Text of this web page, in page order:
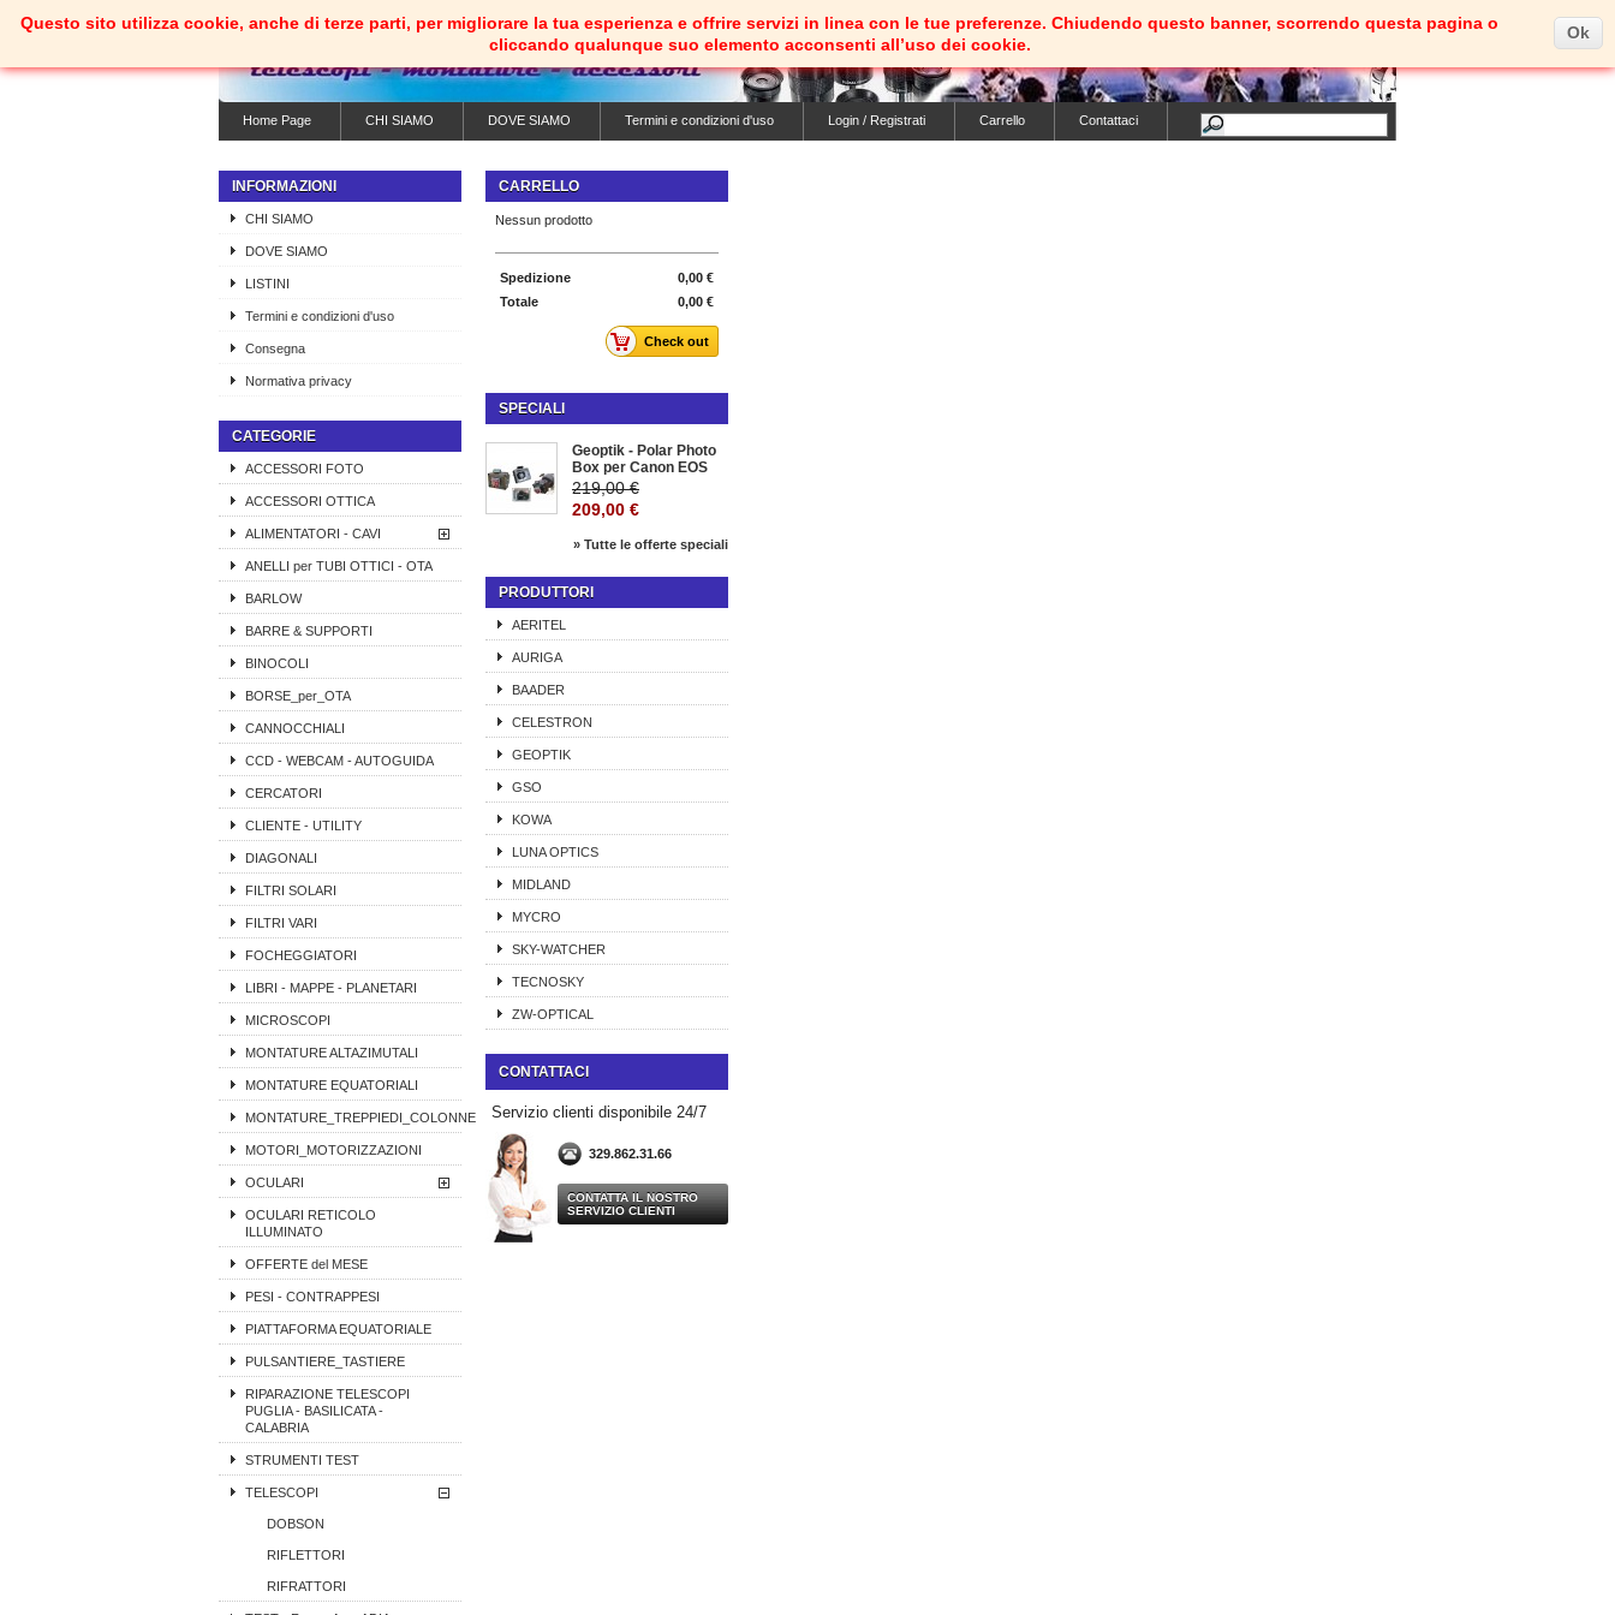
(vuoto)
Benvenuti Entra
Home Page CHI SIAMO DOVE SIAMO Termini e condizioni d'uso Login / Registrati Carrello Contattaci
INFORMAZIONI
CHI SIAMO
DOVE SIAMO
LISTINI
Termini e condizioni d'uso
Consegna
Normativa privacy
CATEGORIE
ACCESSORI FOTO
ACCESSORI OTTICA
ALIMENTATORI - CAVI
ANELLI per TUBI OTTICI - OTA
BARLOW
BARRE & SUPPORTI
BINOCOLI
BORSE_per_OTA
CANNOCCHIALI
CCD - WEBCAM - AUTOGUIDA
CERCATORI
CLIENTE - UTILITY
DIAGONALI
FILTRI SOLARI
FILTRI VARI
FOCHEGGIATORI
LIBRI - MAPPE - PLANETARI
MICROSCOPI
MONTATURE ALTAZIMUTALI
MONTATURE EQUATORIALI
MONTATURE_TREPPIEDI_COLONNE
MOTORI_MOTORIZZAZIONI
OCULARI
OCULARI RETICOLO
ILLUMINATO
OFFERTE del MESE
PESI - CONTRAPPESI
PIATTAFORMA EQUATORIALE
PULSANTIERE_TASTIERE
RIPARAZIONE TELESCOPI
PUGLIA - BASILICATA -
CALABRIA
STRUMENTI TEST
TELESCOPI
DOBSON
RIFLETTORI
RIFRATTORI
CARRELLO
Nessun prodotto
0,00 €
Spedizione
0,00 €
Totale
Check out
SPECIALI
Geoptik - Polar Photo
Box per Canon EOS
219,00 €
209,00 €
» Tutte le offerte speciali
PRODUTTORI
AERITEL
AURIGA
BAADER
CELESTRON
GEOPTIK
GSO
KOWA
LUNA OPTICS
MIDLAND
MYCRO
SKY-WATCHER
TECNOSKY
ZW-OPTICAL
CONTATTACI
Servizio clienti disponibile 24/7
329.862.31.66
CONTATTA IL NOSTRO
SERVIZIO CLIENTI
Questo sito utilizza cookie, anche di terze parti, per migliorare la tua esperienza e offrire servizi in linea con le tue preferenze. Chiudendo questo banner, scorrendo questa pagina o
cliccando qualunque suo elemento acconsenti all’uso dei cookie.
Ok